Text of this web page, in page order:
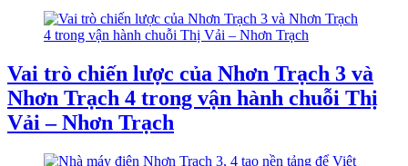
Vai trò chiến lược của Nhơn Trạch 3 và
Nhơn Trạch 4 trong vận hành chuỗi Thị
Vải – Nhơn Trạch